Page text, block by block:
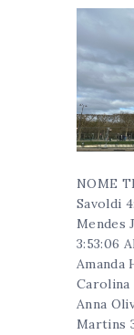
NOME
Savoldi
Mendes
3:53:06
Amanda
Carolina
Anna
Martins